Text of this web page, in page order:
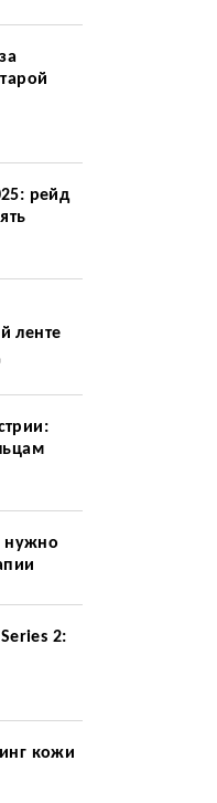
рейд
ленте
нужно
2:
кожи